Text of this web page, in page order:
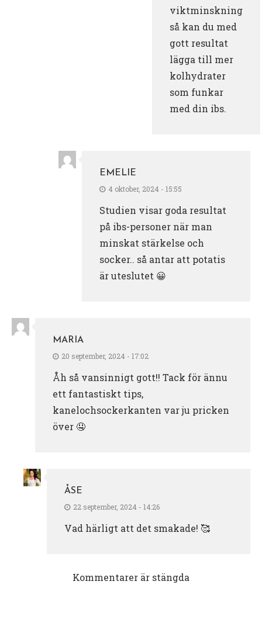
viktminskning
så kan du med
gott resultat
lägga till mer
kolhydrater
som funkar
med din ibs.
EMELIE
4 oktober, 2024 - 15:55
Studien visar goda resultat
på ibs-personer när man
minskat stärkelse och
socker.. så antar att potatis
är uteslutet 😀
MARIA
20 september, 2024 - 17:02
Åh så vansinnigt gott!! Tack för ännu
ett fantastiskt tips,
kanelochsockerkanten var ju pricken
över 🤤
ÅSE
22 september, 2024 - 14:26
Vad härligt att det smakade! 🥰
Kommentarer är stängda